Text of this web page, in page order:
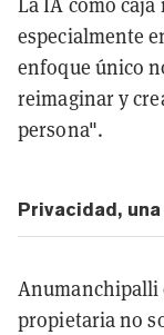
especialmente
enfoque único
reimaginar y
persona".
Privacidad,
propietaria no